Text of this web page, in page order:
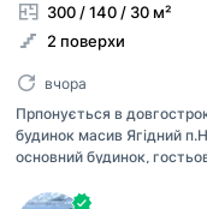
300 / 140 / 30 м²
2 поверхи
вчора
Прпонується в
будинок масив Ягідний
основний будинок,
домі : 1 поверх: кухня,